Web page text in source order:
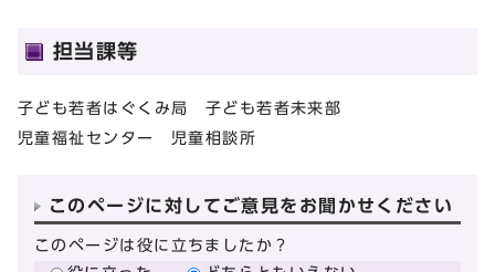
担当課等
子ども若者はぐくみ局 子ども若者未来部
児童福祉センター 児童相談所
このページに対してご意見をお聞かせください
このページは役に立ちましたか？